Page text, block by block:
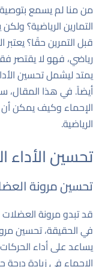
من منا لم يسمع بتوصية
التمارين الرياضية؟
قبل التمرين حقًا؟
رياضي، فهو لا يقتصر
يمتد ليشمل تحسين
أيضاً. في هذا المقال،
الإحماء وكيف يمكن
الرياضية.
تحسين الأداء
تحسين مرونة
قد تبدو مرونة
في الحقيقة، تحسين
يساعد على أداء
الإحماء في زيادة درجة